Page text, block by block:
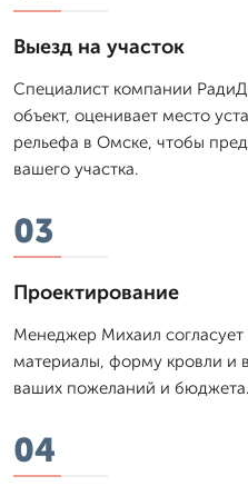
Выезд на участок
Специалист компании
объект, оценивает место
рельефа в Омске, чтобы
вашего участка.
03
Проектирование
Менеджер Михаил
материалы, форму кровли и
ваших пожеланий и бюджета.
04